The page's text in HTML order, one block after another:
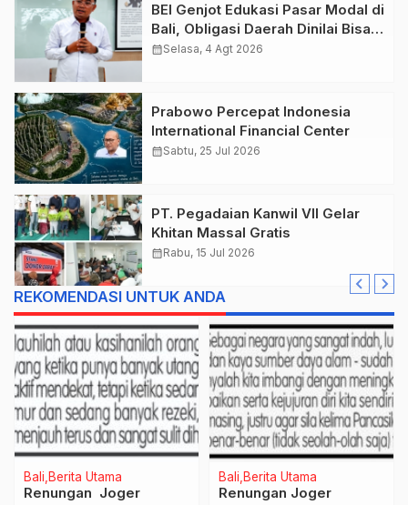
BEI Genjot Edukasi Pasar Modal di
Bali, Obligasi Daerah Dinilai Bisa
Jadi Mesin Percepatan
calendar_monthSelasa, 4 Agt 2026
Prabowo Percepat Indonesia
International Financial Center
calendar_monthSabtu, 25 Jul 2026
PT. Pegadaian Kanwil VII Gelar
Khitan Massal Gratis
calendar_monthRabu, 15 Jul 2026
REKOMENDASI UNTUK ANDA
Bali Berita Utama
Cegah Penyebaran
Bali Berita Utama
calendar_monthRabu, 8 Jun 2022